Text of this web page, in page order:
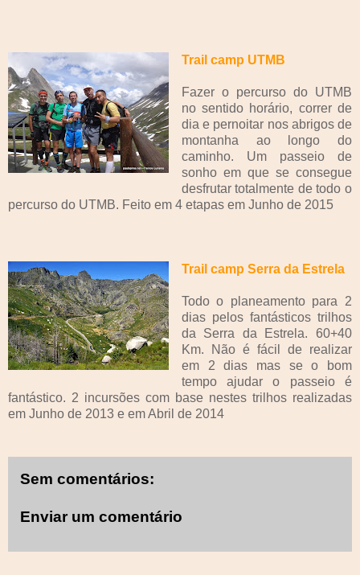
Trail camp UTMB
Fazer o percurso do UTMB
no sentido horário, correr de
dia e pernoitar nos abrigos de
montanha ao longo do
caminho. Um passeio de
sonho em que se consegue
desfrutar totalmente de todo o
percurso do UTMB. Feito em 4 etapas em Junho de 2015
Trail camp Serra da Estrela
Todo o planeamento para 2
dias pelos fantásticos trilhos
da Serra da Estrela. 60+40
Km. Não é fácil de realizar
em 2 dias mas se o bom
tempo ajudar o passeio é
fantástico. 2 incursões com base nestes trilhos realizadas
em Junho de 2013 e em Abril de 2014
Sem comentários:
Enviar um comentário